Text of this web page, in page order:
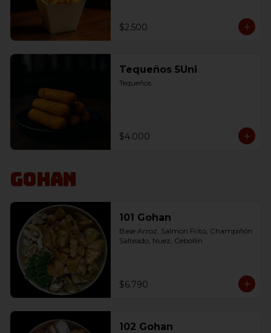
$2.500
Tequeños 5Uni
Tequeños
$4.000
Gohan
101 Gohan
Base Arroz, Salmon Frito, Champiñón
Salteado, Nuez, Cebollín
$6.790
102 Gohan